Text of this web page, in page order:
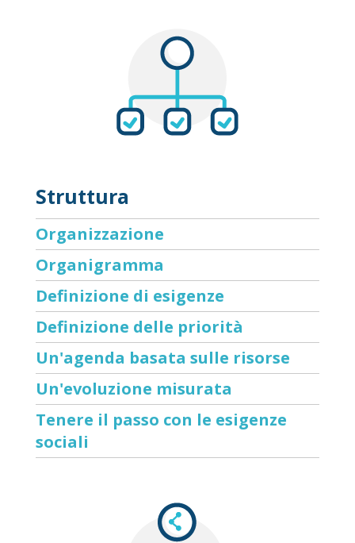
Struttura
Organizzazione
Organigramma
Definizione di esigenze
Definizione delle priorità
Un'agenda basata sulle risorse
Un'evoluzione misurata
Tenere il passo con le esigenze
sociali